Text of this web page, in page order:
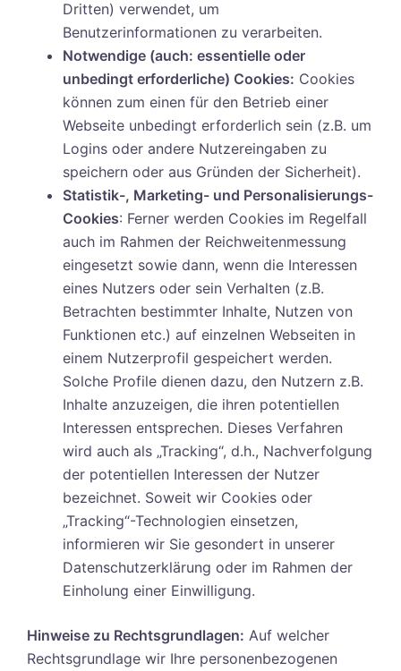
Dritten) verwendet, um
Benutzerinformationen zu verarbeiten.
Notwendige (auch: essentielle oder
unbedingt erforderliche) Cookies: Cookies
können zum einen für den Betrieb einer
Webseite unbedingt erforderlich sein (z.B. um
Logins oder andere Nutzereingaben zu
speichern oder aus Gründen der Sicherheit).
Statistik-, Marketing- und Personalisierungs-
Cookies: Ferner werden Cookies im Regelfall
auch im Rahmen der Reichweitenmessung
eingesetzt sowie dann, wenn die Interessen
eines Nutzers oder sein Verhalten (z.B.
Betrachten bestimmter Inhalte, Nutzen von
Funktionen etc.) auf einzelnen Webseiten in
einem Nutzerprofil gespeichert werden.
Solche Profile dienen dazu, den Nutzern z.B.
Inhalte anzuzeigen, die ihren potentiellen
Interessen entsprechen. Dieses Verfahren
wird auch als „Tracking“, d.h., Nachverfolgung
der potentiellen Interessen der Nutzer
bezeichnet. Soweit wir Cookies oder
„Tracking“-Technologien einsetzen,
informieren wir Sie gesondert in unserer
Datenschutzerklärung oder im Rahmen der
Einholung einer Einwilligung.
Hinweise zu Rechtsgrundlagen: Auf welcher
Rechtsgrundlage wir Ihre personenbezogenen